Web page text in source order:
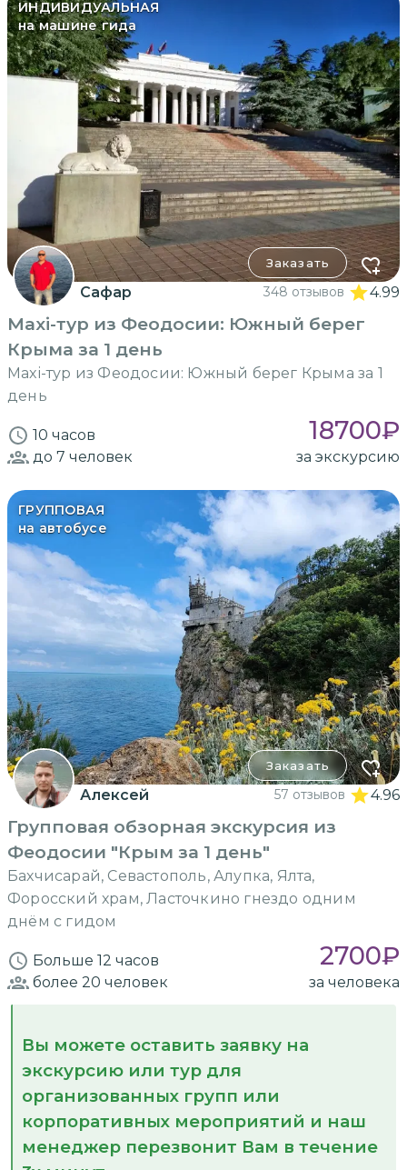
ИНДИВИДУАЛЬНАЯ
на машине гида
Заказать
Сафар 348 отзывов 4.99
Maxi-тур из Феодосии: Южный берег
Крыма за 1 день
Maxi-тур из Феодосии: Южный берег Крыма за 1
день
10 часов 18700₽
до 7 человек за экскурсию
ГРУППОВАЯ
на автобусе
Заказать
Алексей 57 отзывов 4.96
Групповая обзорная экскурсия из
Феодосии "Крым за 1 день"
Бахчисарай, Севастополь, Алупка, Ялта,
Форосский храм, Ласточкино гнездо одним
днём с гидом
Больше 12 часов 2700₽
более 20 человек за человека
Вы можете оставить заявку на
экскурсию или тур для
организованных групп или
корпоративных мероприятий и наш
менеджер перезвонит Вам в течение